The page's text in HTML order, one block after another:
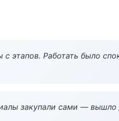
этапов. Работать было
закупали сами — вышло